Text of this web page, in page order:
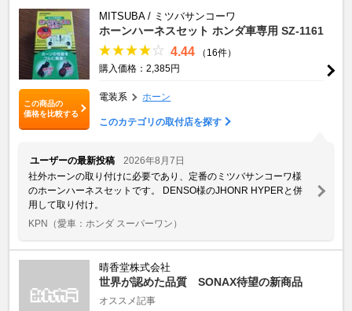
この商品の
価格を比較する
MITSUBA / ミツバサンコーワ
ホーンハーネスセット ホンダ車専用 SZ-1161
4.44
（16件）
購入価格：2,385円
電装系 ホーン
このカテゴリの取付店を探す
ユーザーの最新投稿
2026年8月7日
社外ホーンの取り付けに必要であり、定番のミツバサンコーワ様
のホーンハーネスセットです。 DENSO様のJHONR HYPERと併
用して取り付け。
KPN （愛車：ホンダ スーパーワン）
晴香堂株式会社
世界が認めた品質 SONAX待望の新商品
オススメ記事